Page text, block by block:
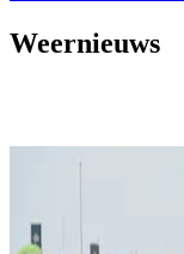
Weernieuws